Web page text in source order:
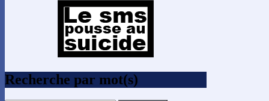
Recherche par mot(s)